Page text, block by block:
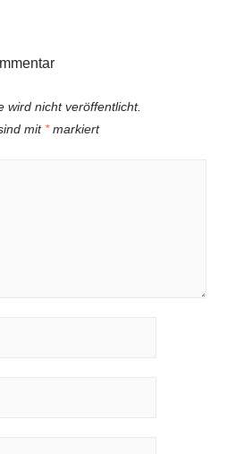
wird nicht veröffentlicht.
mit *markiert